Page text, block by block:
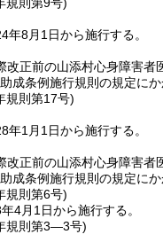
年8月1日から施行する。
改正前の山添村心身障害
成条例施行規則の規定に
規則第17号)
年1月1日から施行する。
改正前の山添村心身障害
成条例施行規則の規定に
規則第6号)
4月1日から施行する。
規則第3―3号)